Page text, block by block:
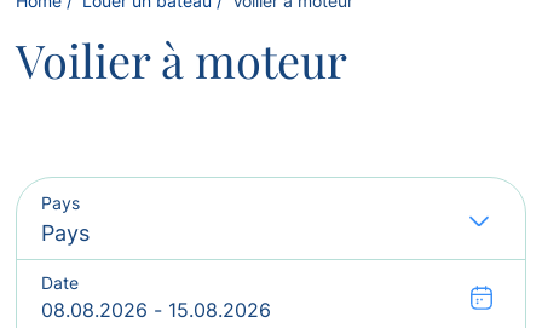
Voilier à moteur
Pays
Date